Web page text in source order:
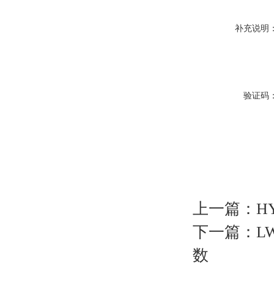
补充说明
验证码
上一篇：
下一篇：
数